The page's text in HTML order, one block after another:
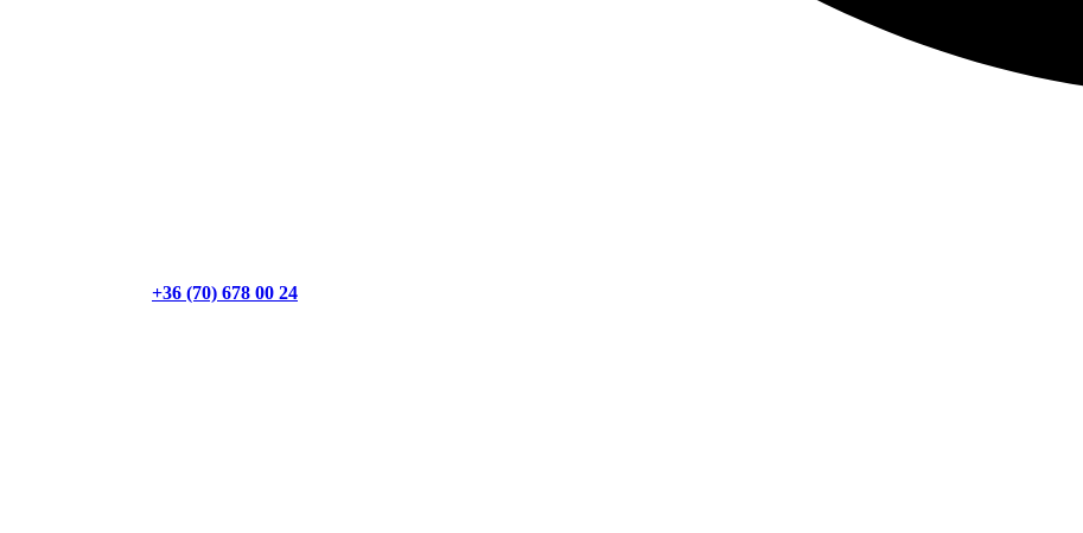
+36 (70) 678 00 24